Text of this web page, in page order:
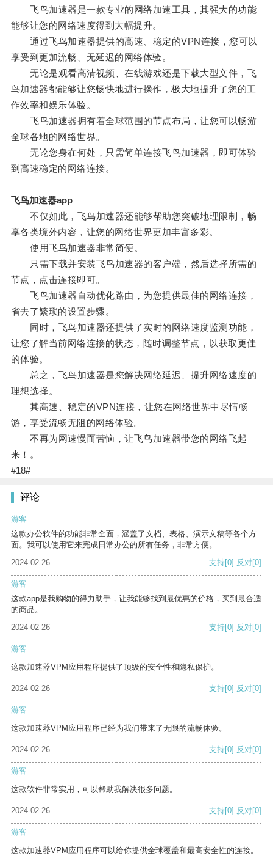
飞鸟加速器是一款专业的网络加速工具，其强大的功能
能够让您的网络速度得到大幅提升。
通过飞鸟加速器提供的高速、稳定的VPN连接，您可以
享受到更加流畅、无延迟的网络体验。
无论是观看高清视频、在线游戏还是下载大型文件，飞
鸟加速器都能够让您畅快地进行操作，极大地提升了您的工
作效率和娱乐体验。
飞鸟加速器拥有着全球范围的节点布局，让您可以畅游
全球各地的网络世界。
无论您身在何处，只需简单连接飞鸟加速器，即可体验
到高速稳定的网络连接。
飞鸟加速器app
不仅如此，飞鸟加速器还能够帮助您突破地理限制，畅
享各类境外内容，让您的网络世界更加丰富多彩。
使用飞鸟加速器非常简便。
只需下载并安装飞鸟加速器的客户端，然后选择所需的
节点，点击连接即可。
飞鸟加速器自动优化路由，为您提供最佳的网络连接，
省去了繁琐的设置步骤。
同时，飞鸟加速器还提供了实时的网络速度监测功能，
让您了解当前网络连接的状态，随时调整节点，以获取更佳
的体验。
总之，飞鸟加速器是您解决网络延迟、提升网络速度的
理想选择。
其高速、稳定的VPN连接，让您在网络世界中尽情畅
游，享受流畅无阻的网络体验。
不再为网速慢而苦恼，让飞鸟加速器带您的网络飞起
来！。
#18#
评论
游客
这款办公软件的功能非常全面，涵盖了文档、表格、演示文稿等各个方
面。我可以使用它来完成日常办公的所有任务，非常方便。
2024-02-26
支持[0] 反对[0]
游客
这款app是我购物的得力助手，让我能够找到最优惠的价格，买到最合适
的商品。
2024-02-26
支持[0] 反对[0]
游客
这款加速器VPM应用程序提供了顶级的安全性和隐私保护。
2024-02-26 支持[0] 反对[0]
游客
这款加速器VPM应用程序已经为我们带来了无限的流畅体验。
2024-02-26 支持[0] 反对[0]
游客
这款软件非常实用，可以帮助我解决很多问题。
2024-02-26 支持[0] 反对[0]
游客
这款加速器VPM应用程序可以给你提供全球覆盖和最高安全性的连接。